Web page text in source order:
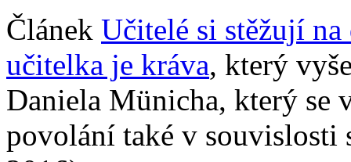
Článek Učitelé si stěžují
učitelka je kráva, který
Daniela Münicha, který se
povolání také v